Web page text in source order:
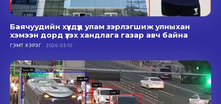
Баячуудийн хүүхдүүд улам зэрлэгшиж улныхан
хэмээн дорд үзэх хандлага газар авч байна
ГЭМТ ХЭРЭГ 2026-03-10